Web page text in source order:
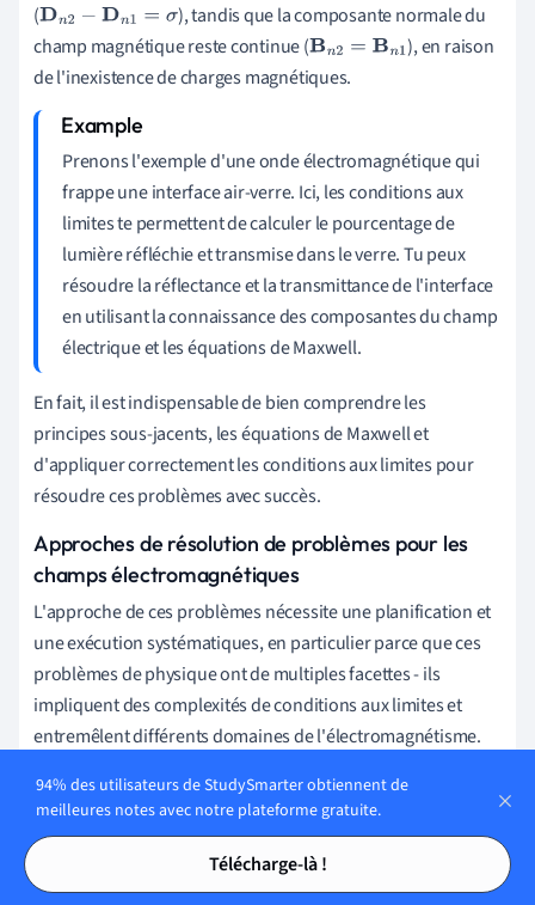
Tables des matières
Tables des matières
(Dn2− Dn1=σ
), tandis que la composante normale du
champ magnétique reste continue (Bn2= Bn 1
), en raison
de l'inexistence de charges magnétiques.
Prenons l'exemple d'une onde électromagnétique qui
frappe une interface air-verre. Ici, les conditions aux
limites te permettent de calculer le pourcentage de
lumière réfléchie et transmise dans le verre. Tu peux
résoudre la réflectance et la transmittance de l'interface
en utilisant la connaissance des composantes du champ
électrique et les équations de Maxwell.
En fait, il est indispensable de bien comprendre les
principes sous-jacents, les équations de Maxwell et
d'appliquer correctement les conditions aux limites pour
résoudre ces problèmes avec succès.
Approches de résolution de problèmes pour les
champs électromagnétiques
L'approche de ces problèmes nécessite une planification et
une exécution systématiques, en particulier parce que ces
problèmes de physique ont de multiples facettes - ils
impliquent des complexités de conditions aux limites et
entremêlent différents domaines de l'électromagnétisme.
Une approche efficace consiste à diviser le problème en
parties plus petites et plus faciles à gérer. Une fois cette
étape franchie, chaque partie peut être examinée
indépendamment, en tenant compte des paramètres et des
94% des utilisateurs de StudySmarter obtiennent de
meilleures notes avec notre plateforme gratuite.
Télécharge-là !